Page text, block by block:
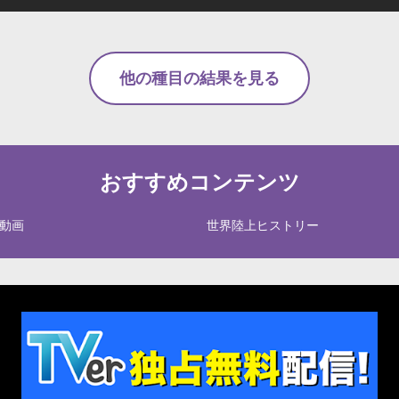
他の種目の結果を見る
おすすめコンテンツ
画 世界陸上ヒストリー